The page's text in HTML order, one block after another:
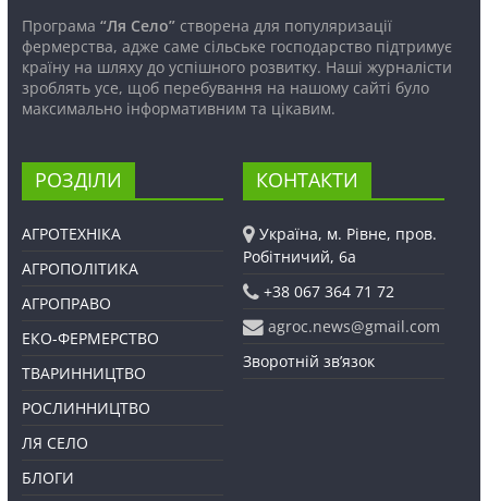
Програма “Ля Село”створена для популяризації
фермерства, адже саме сільське господарство підтримує
країну на шляху до успішного розвитку. Наші журналісти
зроблять усе, щоб перебування на нашому сайті було
максимально інформативним та цікавим.
РОЗДІЛИ
АГРОТЕХНІКА
АГРОПОЛІТИКА
АГРОПРАВО
ЕКО-ФЕРМЕРСТВО
ТВАРИННИЦТВО
РОСЛИННИЦТВО
ЛЯ СЕЛО
БЛОГИ
КОНТАКТИ
Україна, м. Рівне, пров.
Робітничий, 6а
+38 067 364 71 72
agroc.news@gmail.com
Зворотній зв’язок